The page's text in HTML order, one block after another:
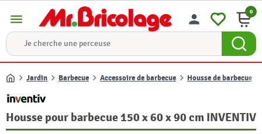
menu person 0
Accueil
Jardin Barbecue Accessoire de barbecue Housse de barbecue
Housse pour barbecue 150 x 60 x 90 cm INVENTIV